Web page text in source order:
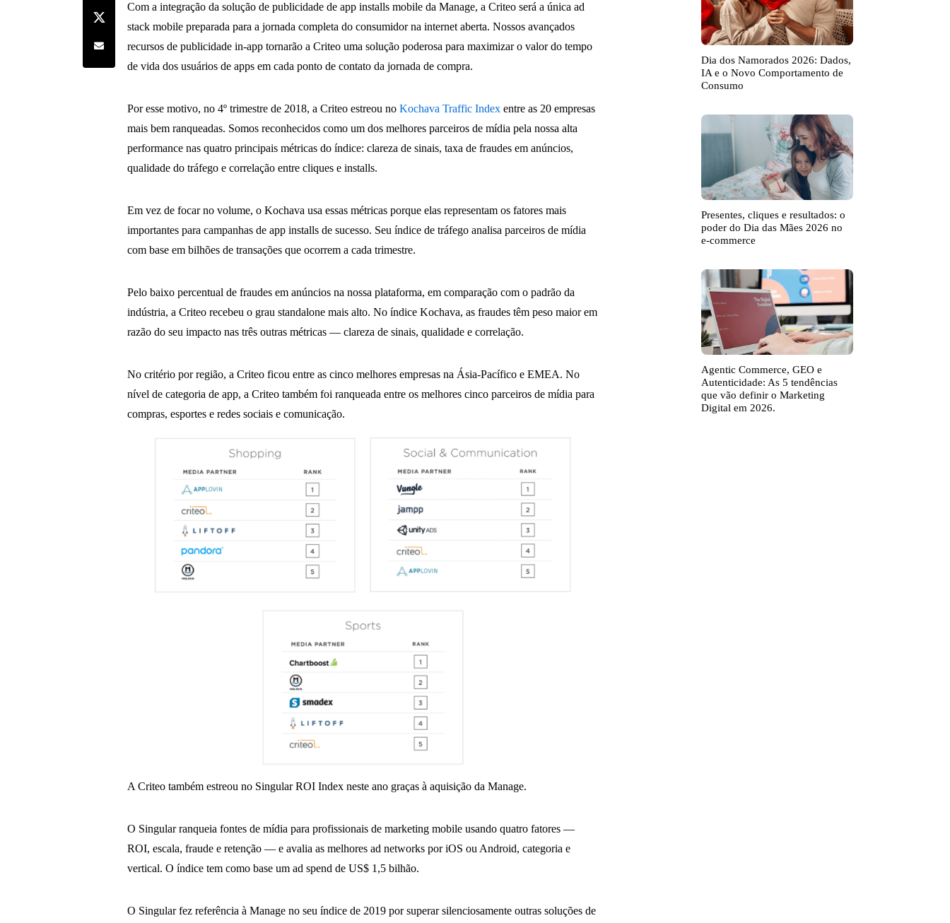
Share on Twitter
Share by e-mail
Com a integração da solução de publicidade de app installs mobile da Manage, a Criteo será a única ad
stack mobile preparada para a jornada completa do consumidor na internet aberta. Nossos avançados
recursos de publicidade in-app tornarão a Criteo uma solução poderosa para maximizar o valor do tempo
de vida dos usuários de apps em cada ponto de contato da jornada de compra.
Por esse motivo, no 4º trimestre de 2018, a Criteo estreou noKochava Traffic Index entre as 20 empresas
mais bem ranqueadas. Somos reconhecidos como um dos melhores parceiros de mídia pela nossa alta
performance nas quatro principais métricas do índice: clareza de sinais, taxa de fraudes em anúncios,
qualidade do tráfego e correlação entre cliques e installs.
Em vez de focar no volume, o Kochava usa essas métricas porque elas representam os fatores mais
importantes para campanhas de app installs de sucesso. Seu índice de tráfego analisa parceiros de mídia
com base em bilhões de transações que ocorrem a cada trimestre.
Pelo baixo percentual de fraudes em anúncios na nossa plataforma, em comparação com o padrão da
indústria, a Criteo recebeu o grau standalone mais alto. No índice Kochava, as fraudes têm peso maior em
razão do seu impacto nas três outras métricas — clareza de sinais, qualidade e correlação.
No critério por região, a Criteo ficou entre as cinco melhores empresas na Ásia-Pacífico e EMEA. No
nível de categoria de app, a Criteo também foi ranqueada entre os melhores cinco parceiros de mídia para
compras, esportes e redes sociais e comunicação.
A Criteo também estreou no Singular ROI Index neste ano graças à aquisição da Manage.
O Singular ranqueia fontes de mídia para profissionais de marketing mobile usando quatro fatores —
ROI, escala, fraude e retenção — e avalia as melhores ad networks por iOS ou Android, categoria e
vertical. O índice tem como base um ad spend de US$ 1,5 bilhão.
O Singular fez referência à Manage no seu índice de 2019 por superar silenciosamente outras soluções de
Dia dos Namorados 2026: Dados,
IA e o Novo Comportamento de
Consumo
Presentes, cliques e resultados: o
poder do Dia das Mães 2026 no
e-commerce
Agentic Commerce, GEO e
Autenticidade: As 5 tendências
que vão definir o Marketing
Digital em 2026.